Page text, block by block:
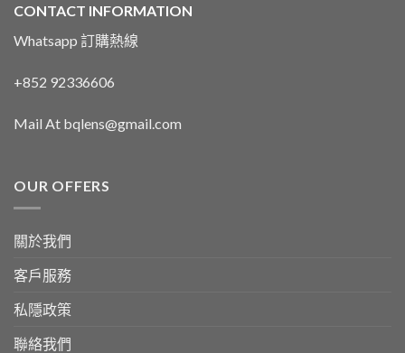
CONTACT INFORMATION
Whatsapp 訂購熱線
+852 92336606
Mail At bqlens@gmail.com
OUR OFFERS
關於我們
客戶服務
私隱政策
聯絡我們